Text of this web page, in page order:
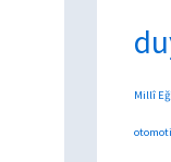
Millî